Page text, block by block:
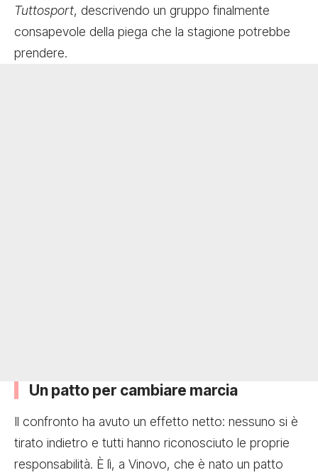
Tuttosport, descrivendo un gruppo finalmente
consapevole della piega che la stagione potrebbe
prendere.
Un patto per cambiare marcia
Il confronto ha avuto un effetto netto: nessuno si è
tirato indietro e tutti hanno riconosciuto le proprie
responsabilità. È lì, a Vinovo, che è nato un patto